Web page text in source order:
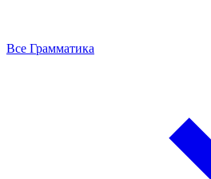
Все Грамматика